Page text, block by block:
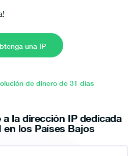
una IP
de dinero de 31 días
la dirección IP dedicada
en los Países Bajos